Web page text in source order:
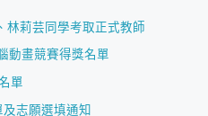
林莉芸同學考取正式教師
動畫競賽得獎名單
單
志願選填通知